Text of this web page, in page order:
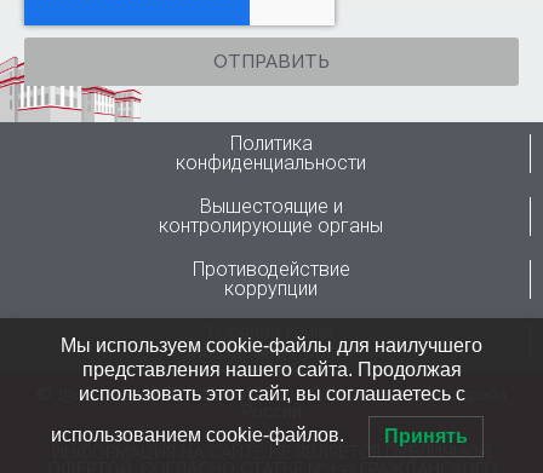
ОТПРАВИТЬ
Политика
конфиденциальности
Вышестоящие и
контролирующие органы
Противодействие
коррупции
Горячая линия
Минздрава России
© 1946-2024 ФГБУ “ННИИТО им. Я.Л.Цивьяна” Минздрава
ИНФОРМАЦИЯ НА САЙТЕ НЕ ЯВЛЯЕТСЯ ПУБЛИЧНОЙ
Мы используем cookie-файлы для наилучшего
представления нашего сайта. Продолжая
использовать этот сайт, вы соглашаетесь с
использованием cookie-файлов. Принять